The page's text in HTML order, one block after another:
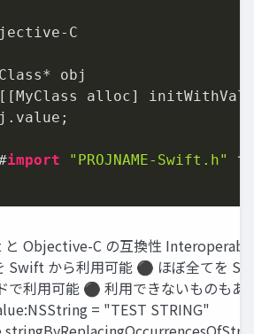
C
obj
alloc]
import "PROJNAME-Swift.h"
Objective-C の互換性
Swift から利用可能 ⚫ ほぼ全てを
で利用可能 ⚫ 利用できないものも
= "TEST STRING"